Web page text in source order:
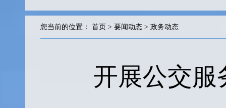
您当前的位置： 首页 > 要闻动态 > 政务动态
开展公交服